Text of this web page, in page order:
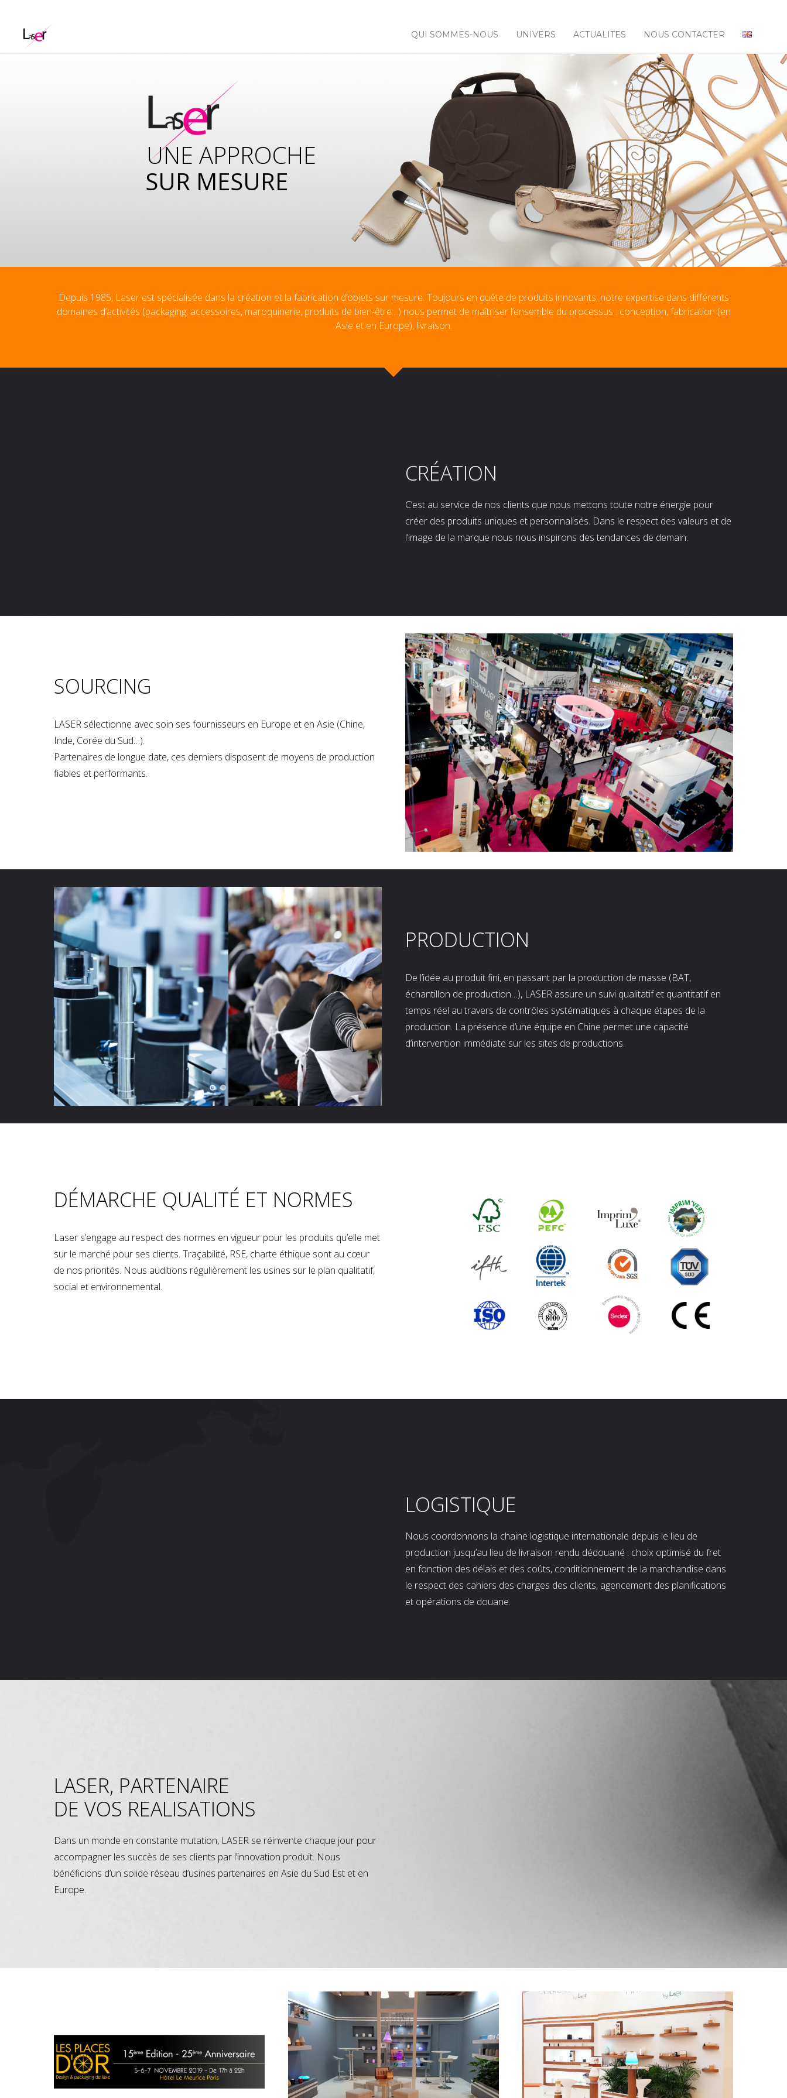
QUI SOMMES-NOUS UNIVERS ACTUALITES NOUS CONTACTER
SUR MESURE
UNE APPROCHE
Depuis 1985, Laser est spécialisée dans la création et la fabrication d’objets sur mesure. Toujours en quête de produits innovants, notre expertise dans différents
domaines d’activités (packaging, accessoires, maroquinerie, produits de bien-être…) nous permet de maîtriser l’ensemble du processus : conception, fabrication (en
Asie et en Europe), livraison.
CRÉATION
C’est au service de nos clients que nous mettons toute notre énergie pour
créer des produits uniques et personnalisés. Dans le respect des valeurs et de
l’image de la marque nous nous inspirons des tendances de demain.
SOURCING
LASER sélectionne avec soin ses fournisseurs en Europe et en Asie (Chine,
Inde, Corée du Sud…).
Partenaires de longue date, ces derniers disposent de moyens de production
fiables et performants.
PRODUCTION
De l’idée au produit fini, en passant par la production de masse (BAT,
échantillon de production…), LASER assure un suivi qualitatif et quantitatif en
temps réel au travers de contrôles systématiques à chaque étapes de la
production. La présence d’une équipe en Chine permet une capacité
d’intervention immédiate sur les sites de productions.
DÉMARCHE QUALITÉ ET NORMES
Laser s’engage au respect des normes en vigueur pour les produits qu’elle met
sur le marché pour ses clients. Traçabilité, RSE, charte éthique sont au cœur
de nos priorités. Nous auditions régulièrement les usines sur le plan qualitatif,
social et environnemental.
LOGISTIQUE
Nous coordonnons la chaine logistique internationale depuis le lieu de
production jusqu’au lieu de livraison rendu dédouané : choix optimisé du fret
en fonction des délais et des coûts, conditionnement de la marchandise dans
le respect des cahiers des charges des clients, agencement des planifications
et opérations de douane.
LASER, PARTENAIRE
DE VOS REALISATIONS
Dans un monde en constante mutation, LASER se réinvente chaque jour pour
accompagner les succès de ses clients par l’innovation produit. Nous
bénéficions d’un solide réseau d’usines partenaires en Asie du Sud Est et en
Europe.